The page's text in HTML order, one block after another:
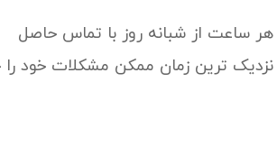
هر ساعت از شبانه روز با تماس حاصل
میتوانند در نزدیک ترین زمان ممکن مشکلات خود